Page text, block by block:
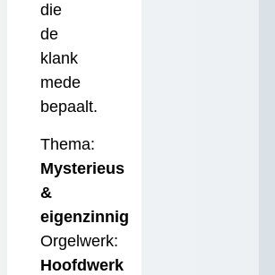
die
de
klank
mede
bepaalt.
Thema:
Mysterieus
&
eigenzinnig
Orgelwerk:
Hoofdwerk